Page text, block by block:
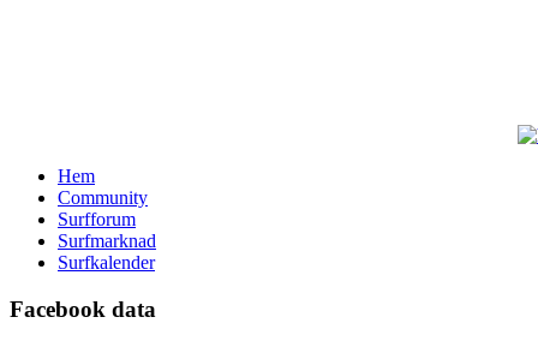
Hem
Community
Surfforum
Surfmarknad
Surfkalender
Facebook data